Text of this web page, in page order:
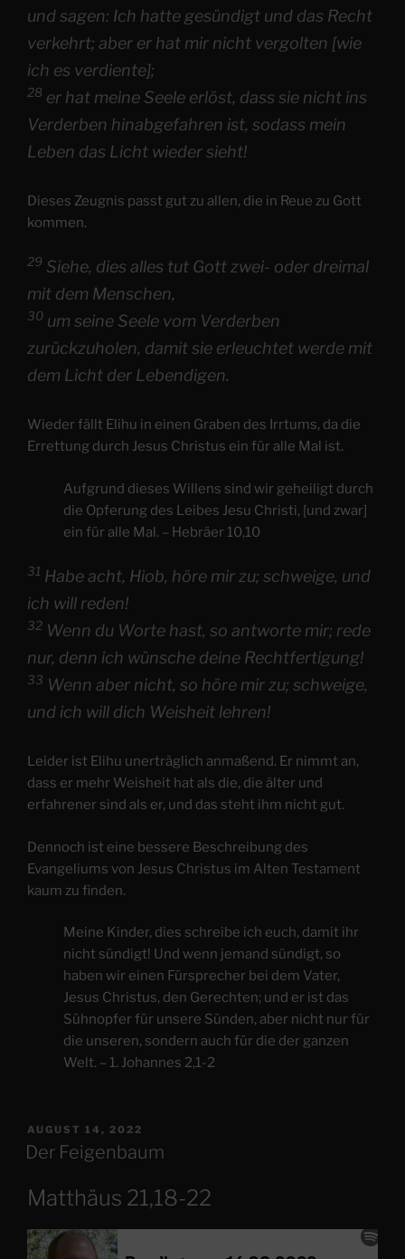
und sagen: Ich hatte gesündigt und das Recht
verkehrt; aber er hat mir nicht vergolten [wie
ich es verdiente];
28 er hat meine Seele erlöst, dass sie nicht ins
Verderben hinabgefahren ist, sodass mein
Leben das Licht wieder sieht!
Dieses Zeugnis passt gut zu allen, die in Reue zu Gott
kommen.
29 Siehe, dies alles tut Gott zwei- oder dreimal
mit dem Menschen,
30 um seine Seele vom Verderben
zurückzuholen, damit sie erleuchtet werde mit
dem Licht der Lebendigen.
Wieder fällt Elihu in einen Graben des Irrtums, da die
Errettung durch Jesus Christus ein für alle Mal ist.
Aufgrund dieses Willens sind wir geheiligt durch
die Opferung des Leibes Jesu Christi, [und zwar]
ein für alle Mal. – Hebräer 10,10
31 Habe acht, Hiob, höre mir zu; schweige, und
ich will reden!
32 Wenn du Worte hast, so antworte mir; rede
nur, denn ich wünsche deine Rechtfertigung!
33 Wenn aber nicht, so höre mir zu; schweige,
und ich will dich Weisheit lehren!
Leider ist Elihu unerträglich anmaßend. Er nimmt an,
dass er mehr Weisheit hat als die, die älter und
erfahrener sind als er, und das steht ihm nicht gut.
Dennoch ist eine bessere Beschreibung des
Evangeliums von Jesus Christus im Alten Testament
kaum zu finden.
Meine Kinder, dies schreibe ich euch, damit ihr
nicht sündigt! Und wenn jemand sündigt, so
haben wir einen Fürsprecher bei dem Vater,
Jesus Christus, den Gerechten; und er ist das
Sühnopfer für unsere Sünden, aber nicht nur für
die unseren, sondern auch für die der ganzen
Welt. – 1. Johannes 2,1-2
VERÖFFENTLICHT
AM
AUGUST 14, 2022
Der Feigenbaum
Matthäus 21,18-22